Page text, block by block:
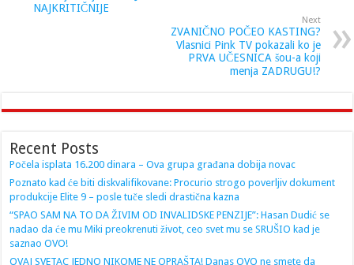
NAJKRITIČNIJE
Next
ZVANIČNO POČEO KASTING?
Vlasnici Pink TV pokazali ko je
PRVA UČESNICA šou-a koji
menja ZADRUGU!?
Recent Posts
Počela isplata 16.200 dinara – Ova grupa građana dobija novac
Poznato kad će biti diskvalifikovane: Procurio strogo poverljiv dokument
produkcije Elite 9 – posle tuče sledi drastična kazna
“SPAO SAM NA TO DA ŽIVIM OD INVALIDSKE PENZIJE”: Hasan Dudić se
nadao da će mu Miki preokrenuti život, ceo svet mu se SRUŠIO kad je
saznao OVO!
OVAJ SVETAC JEDNO NIKOME NE OPRAŠTA! Danas OVO ne smete da